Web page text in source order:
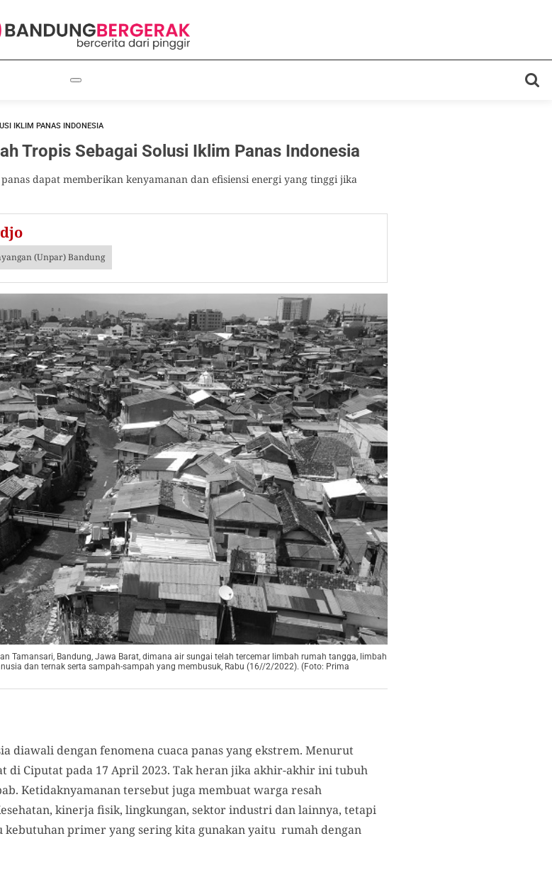
IKLIM PANAS INDONESIA
Tropis Sebagai Solusi Iklim Panas Indonesia
dapat memberikan kenyamanan dan efisiensi energi yang tinggi jika
(Unpar) Bandung
Tamansari, Bandung, Jawa Barat, dimana air sungai telah tercemar limbah rumah tangga, limbah
dan ternak serta sampah-sampah yang membusuk, Rabu (16//2/2022). (Foto: Prima
diawali dengan fenomena cuaca panas yang ekstrem. Menurut
di Ciputat pada 17 April 2023. Tak heran jika akhir-akhir ini tubuh
Ketidaknyamanan tersebut juga membuat warga resah
kinerja fisik, lingkungan, sektor industri dan lainnya, tetapi
kebutuhan primer yang sering kita gunakan yaitu rumah dengan